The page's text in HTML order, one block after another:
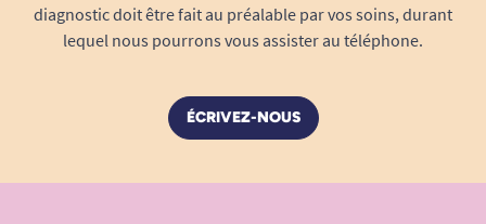
diagnostic doit être fait au préalable par vos soins, durant
lequel nous pourrons vous assister au téléphone.
ÉCRIVEZ-NOUS